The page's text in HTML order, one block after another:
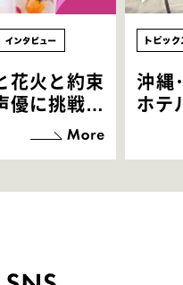
花火と約束
優に挑戦！
らっている
居に没頭で
沖縄
ホテ